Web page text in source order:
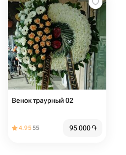
Венок траурный 02
4.9555 95 000֏